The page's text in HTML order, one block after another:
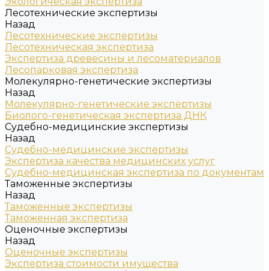
Лесотехнические экспертизы
Назад
Лесотехнические экспертизы
Лесотехническая экспертиза
Экспертиза древесины и лесоматериалов
Лесопарковая экспертиза
Молекулярно-генетические экспертизы
Назад
Молекулярно-генетические экспертизы
Биолого-генетическая экспертиза ДНК
Судебно-медицинские экспертизы
Назад
Судебно-медицинские экспертизы
Экспертиза качества медицинских услуг
Судебно-медицинская экспертиза по документам
Таможенные экспертизы
Назад
Таможенные экспертизы
Таможенная экспертиза
Оценочные экспертизы
Назад
Оценочные экспертизы
Экспертиза стоимости имущества